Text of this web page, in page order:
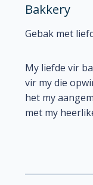
Bakkery
Gebak met
My liefde vir
vir my die
het my
met my